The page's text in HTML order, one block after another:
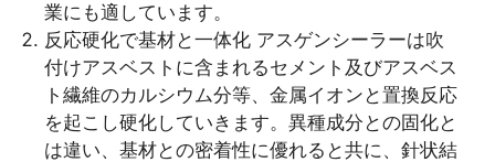
業にも適しています。
反応硬化で基材と一体化 アスゲンシーラーは吹
付けアスベストに含まれるセメント及びアスベス
ト繊維のカルシウム分等、金属イオンと置換反応
を起こし硬化していきます。異種成分との固化と
は違い、基材との密着性に優れると共に、針状結